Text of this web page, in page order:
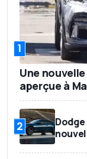
1
Une
aperçue à
2